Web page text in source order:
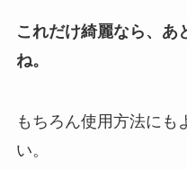
これだけ綺麗なら、あ
ね。
もちろん使用方法にも
い。